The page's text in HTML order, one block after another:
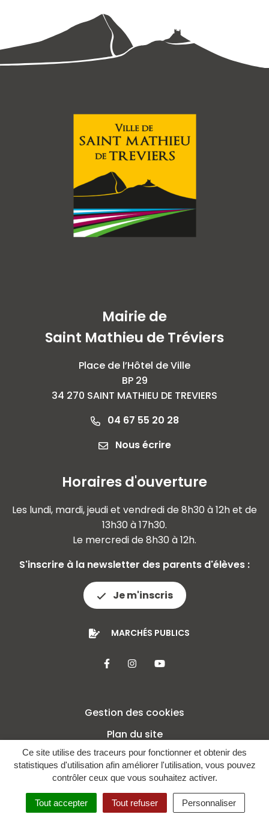
Ce site utilise des traceurs pour fonctionner et obtenir des
statistiques d'utilisation afin améliorer l'utilisation, vous pouvez
contrôler ceux que vous souhaitez activer.
Tout accepter Tout refuser Personnaliser
Mairie de
Saint Mathieu de Tréviers
Place de l’Hôtel de Ville
BP 29
34 270 SAINT MATHIEU DE TREVIERS
04 67 55 20 28
Nous écrire
Horaires d'ouverture
Les lundi, mardi, jeudi et vendredi de 8h30 à 12h et de
13h30 à 17h30.
Le mercredi de 8h30 à 12h.
S'inscrire à la newsletter des parents d'élèves :
Je m'inscris
MARCHÉS PUBLICS
Lien vers le compte Facebook
Lien vers le compte
Lien vers la chaîne
Gestion des cookies
Plan du site
Mentions légales
Crédits
Politique de confidentialité